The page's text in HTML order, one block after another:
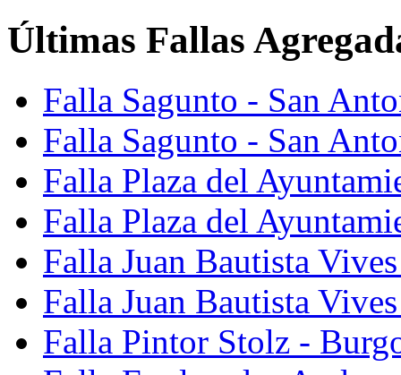
Últimas Fallas
Falla Sagunto - San
Falla Sagunto - San
Falla Plaza del
Falla Plaza del
Falla Juan Bautista
Falla Juan Bautista
Falla Pintor Stolz -